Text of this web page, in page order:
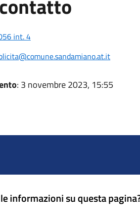
int. 4
: 3 novembre 2023, 15:55
informazioni su questa